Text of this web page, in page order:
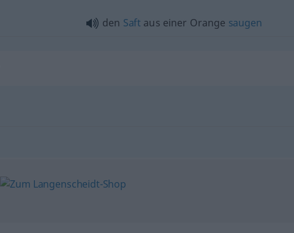
den Saft aus einer Orange saugen